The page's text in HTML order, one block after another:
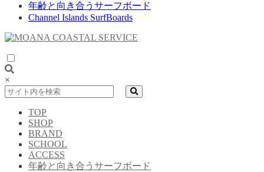
年齢と向き合うサーフボード
Channel Islands SurfBoards
×
TOP
SHOP
BRAND
SCHOOL
ACCESS
年齢と向き合うサーフボード